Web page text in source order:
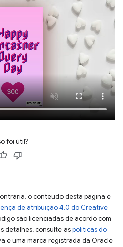
foi útil?
o conteúdo desta página é
de atribuição 4.0 do Creative
são licenciadas de acordo com
detalhes, consulte aspolíticas do
é uma marca registrada da Oracle